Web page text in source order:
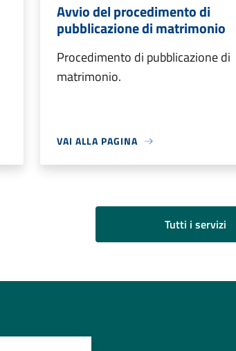
Avvio del procedimento di
pubblicazione di matrimonio
Procedimento di pubblicazione di
matrimonio.
VAI ALLA PAGINA
Tutti i servizi